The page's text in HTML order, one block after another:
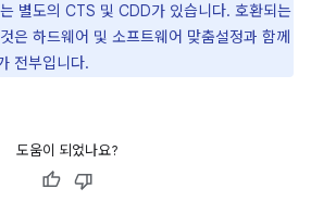
별도의 CTS 및 CDD가 있습니다. 호환되는
은 하드웨어 및 소프트웨어 맞춤설정과 함께
전부입니다.
도움이 되었나요?